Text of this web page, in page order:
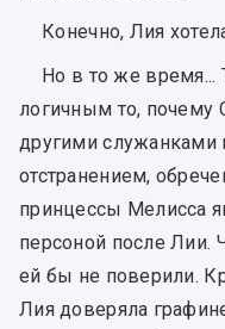
Конечно, Лия
Но в то же время...
логичным то, почему
другими служанками
отстранением,
принцессы Мелисса
персоной после Лии.
ей бы не поверили.
Лия доверяла